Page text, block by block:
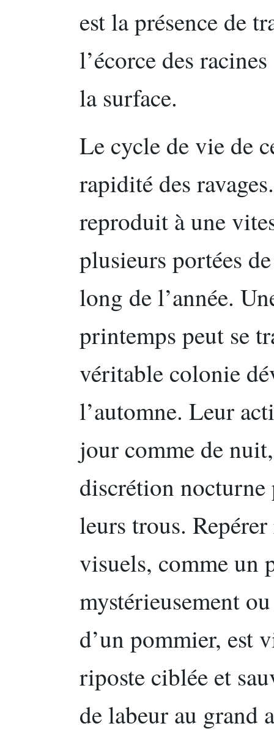
est la présence de
l’écorce des
la surface.
Le cycle de vie de
rapidité des
reproduit à une
plusieurs portées
long de l’année.
printemps peut se
véritable colonie
l’automne. Leur
jour comme de
discrétion nocturne
leurs trous.
visuels, comme un
mystérieusement
d’un pommier, est
riposte ciblée et
de labeur au grand